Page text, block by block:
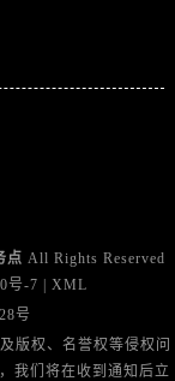
广东省梅州市梅江区金燕大道宝珀售后服务中心（需提前预约）
广东省深圳市罗湖区深南东路5001号华润大厦17层1701室宝珀售后服务中心（需提前预约）
广东省湛江市赤坎区观海北路宝珀售后服务中心（需提前预约）
点 All Rights Reserved
号-7 | XML
号
版权、名誉权等侵权问
我们将在收到通知后立